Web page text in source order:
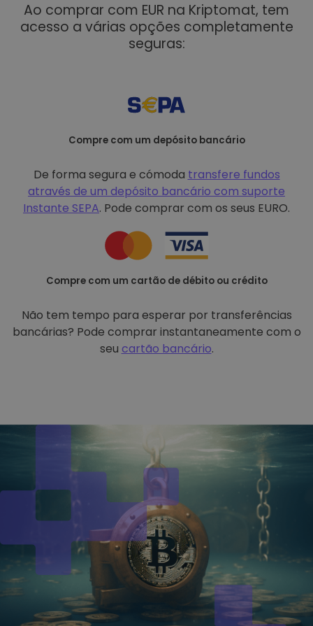
Ao comprar com EUR na Kriptomat, tem
acesso a várias opções completamente
seguras:
Compre com um depósito bancário
De forma segura e cómoda transfere fundos
através de um depósito bancário com suporte
Instante SEPA. Pode comprar com os seus EURO.
Compre com um cartão de débito ou crédito
Não tem tempo para esperar por transferências
bancárias? Pode comprar instantaneamente com o
seu cartão bancário.